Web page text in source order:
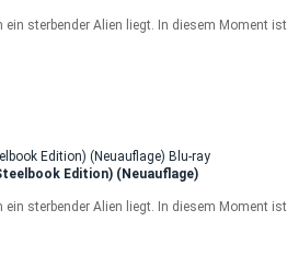
sterbender Alien liegt. In diesem Moment ist
Edition) (Neuauflage)
sterbender Alien liegt. In diesem Moment ist